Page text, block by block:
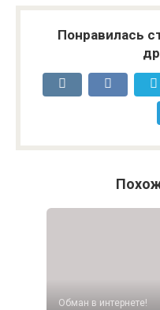
Понравилась
Обман в интернете!